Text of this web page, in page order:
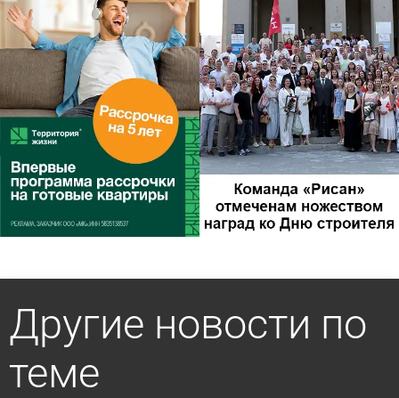
Другие новости по
теме